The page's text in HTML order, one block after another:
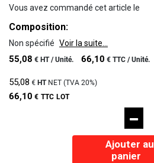
Vous avez commandé cet article le
Composition:
Non spécifié Voir la suite...
55,08 € HT /Unité. 66,10 € TTC /Unité.
55,08 € HTNET (TVA 20%)
66,10 € TTC LOT
Ajouter au
panier